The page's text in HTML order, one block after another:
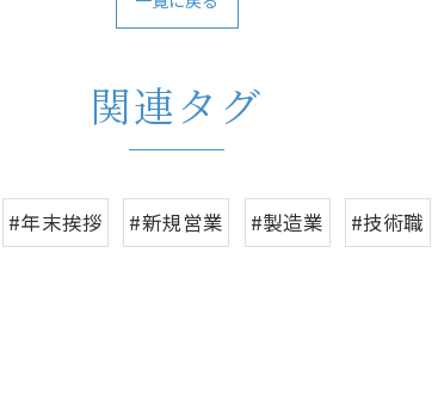
関連タグ
#年末挨拶 #新規営業 #製造業 #技術職